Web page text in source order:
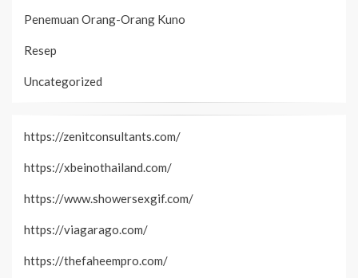
Penemuan Orang-Orang Kuno
Resep
Uncategorized
https://zenitconsultants.com/
https://xbeinothailand.com/
https://www.showersexgif.com/
https://viagarago.com/
https://thefaheempro.com/